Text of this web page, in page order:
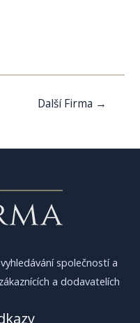
Další Firma →
společností a
a dodavatelích